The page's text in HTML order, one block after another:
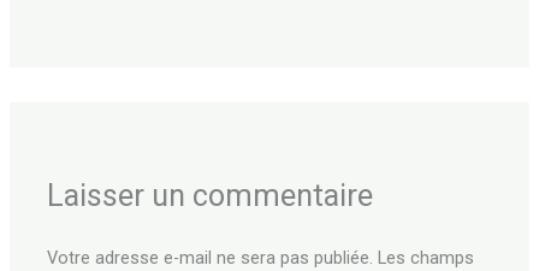
Laisser un commentaire
Votre adresse e-mail ne sera pas publiée. Les champs